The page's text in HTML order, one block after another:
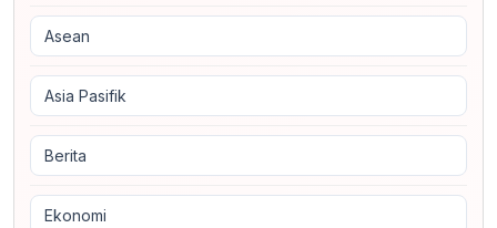
Asean
Asia Pasifik
Berita
Ekonomi